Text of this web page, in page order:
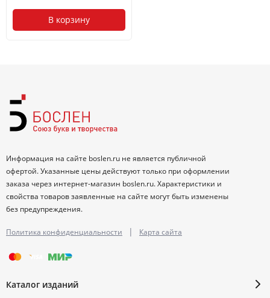
В корзину
Информация на сайте boslen.ru не является публичной
офертой. Указанные цены действуют только при оформлении
заказа через интернет-магазин boslen.ru. Характеристики и
свойства товаров заявленные на сайте могут быть изменены
без предупреждения.
Политика конфиденциальности | Карта сайта
Каталог изданий